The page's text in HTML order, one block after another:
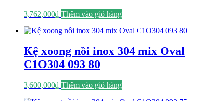
3,762,000₫ Thêm vào giỏ hàng
Kệ xoong nồi inox 304 mix Oval
C1O304 093 80
3,600,000₫ Thêm vào giỏ hàng